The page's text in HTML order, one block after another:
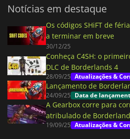
Notícias em destaque
Os códigos SHiFT de
a terminar em breve
30/12/25
Conheça C4SH: o
DLC de Borderlands 4
28/09/25 Atualizações &
Lançamento de
24/09/25 Data de
A Gearbox corre para
atribulado de
19/09/25 Atualizações &